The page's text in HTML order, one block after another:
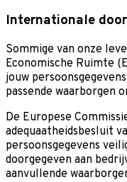
Internationale
Sommige van onze
Economische Ruimte
jouw
passende waarborgen
De Europese
adequaatheidsbesluit
persoonsgegevens
doorgegeven aan
aanvullende